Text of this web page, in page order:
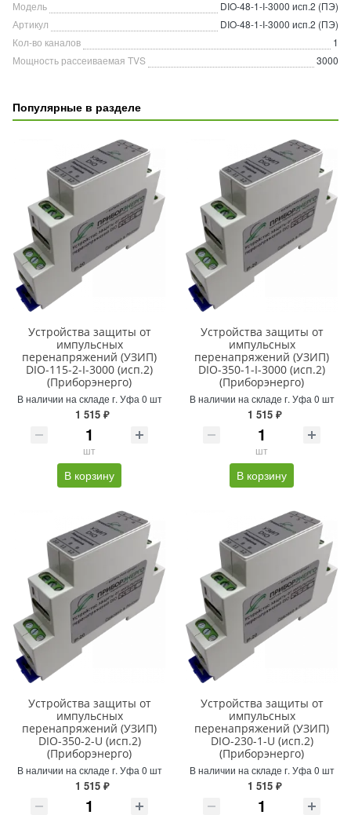
Модель
DIO-48-1-I-3000 исп.2 (ПЭ)
Артикул
DIO-48-1-I-3000 исп.2 (ПЭ)
Кол-во каналов
1
Мощность рассеиваемая TVS
3000
Популярные в разделе
Устройства защиты от
импульсных
перенапряжений (УЗИП)
DIO-115-2-I-3000 (исп.2)
(Приборэнерго)
В наличии на складе г. Уфа 0 шт
1 515 ₽
шт
В корзину
Устройства защиты от
импульсных
перенапряжений (УЗИП)
DIO-350-1-I-3000 (исп.2)
(Приборэнерго)
В наличии на складе г. Уфа 0 шт
1 515 ₽
шт
В корзину
Устройства защиты от
импульсных
перенапряжений (УЗИП)
DIO-350-2-U (исп.2)
(Приборэнерго)
В наличии на складе г. Уфа 0 шт
1 515 ₽
Устройства защиты от
импульсных
перенапряжений (УЗИП)
DIO-230-1-U (исп.2)
(Приборэнерго)
В наличии на складе г. Уфа 0 шт
1 515 ₽